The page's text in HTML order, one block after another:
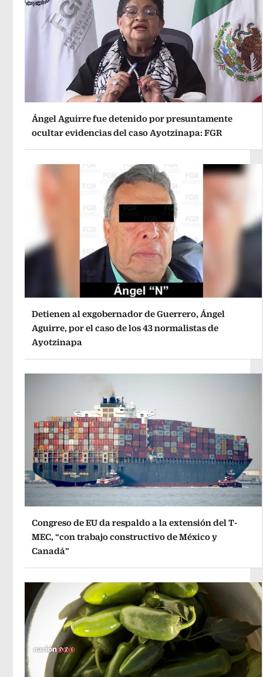
Ángel Aguirre fue detenido por presuntamente
ocultar evidencias del caso Ayotzinapa: FGR
Detienen al exgobernador de Guerrero, Ángel
Aguirre, por el caso de los 43 normalistas de
Ayotzinapa
Congreso de EU da respaldo a la extensión del T-
MEC, “con trabajo constructivo de México y
Canadá”